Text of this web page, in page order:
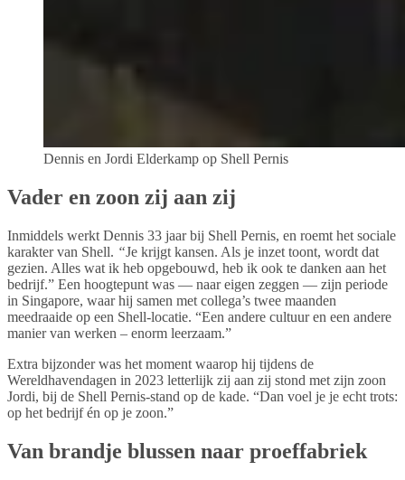
Dennis en Jordi Elderkamp op Shell Pernis
Vader en zoon zij aan zij
Inmiddels werkt Dennis 33 jaar bij Shell Pernis, en roemt het sociale
karakter van Shell. “Je krijgt kansen. Als je inzet toont, wordt dat
gezien. Alles wat ik heb opgebouwd, heb ik ook te danken aan het
bedrijf.” Een hoogtepunt was — naar eigen zeggen — zijn periode
in Singapore, waar hij samen met collega’s twee maanden
meedraaide op een Shell‑locatie. “Een andere cultuur en een andere
manier van werken – enorm leerzaam.”
Extra bijzonder was het moment waarop hij tijdens de
Wereldhavendagen in 2023 letterlijk zij aan zij stond met zijn zoon
Jordi, bij de Shell Pernis-stand op de kade. “Dan voel je je echt trots:
op het bedrijf én op je zoon.”
Van brandje blussen naar proeffabriek